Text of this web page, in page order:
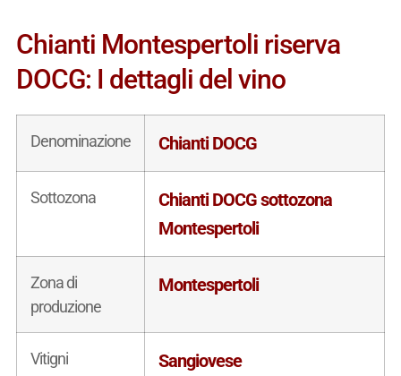
Chianti Montespertoli riserva
DOCG: I dettagli del vino
Denominazione Chianti DOCG
Sottozona
Chianti DOCG sottozona
Montespertoli
Zona di
produzione
Montespertoli
Vitigni Sangiovese